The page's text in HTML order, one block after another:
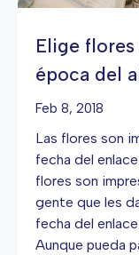
Elige
época del
Feb 8, 2018
Las flores son
fecha del
flores son
gente que les
fecha del
Aunque pueda